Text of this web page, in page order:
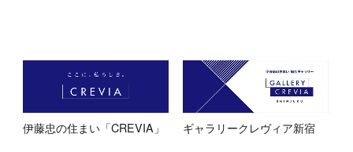
伊藤忠の住まい「CREVIA」 ギャラリークレヴィア新宿